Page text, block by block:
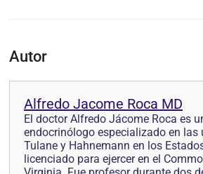
Autor
Alfredo Jacome Roca MD
El doctor Alfredo Jácome Roca es
endocrinólogo especializado en las
Tulane y Hahnemann en los
licenciado para ejercer en el